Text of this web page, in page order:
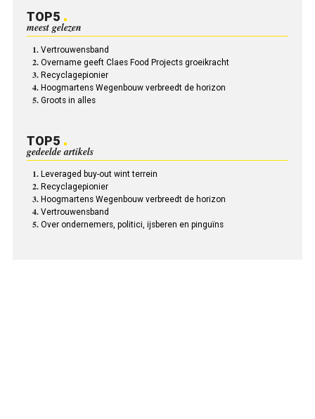
TOP5
meest gelezen
Vertrouwensband
Overname geeft Claes Food Projects groeikracht
Recyclagepionier
Hoogmartens Wegenbouw verbreedt de horizon
Groots in alles
TOP5
gedeelde artikels
Leveraged buy-out wint terrein
Recyclagepionier
Hoogmartens Wegenbouw verbreedt de horizon
Vertrouwensband
Over ondernemers, politici, ijsberen en pinguïns